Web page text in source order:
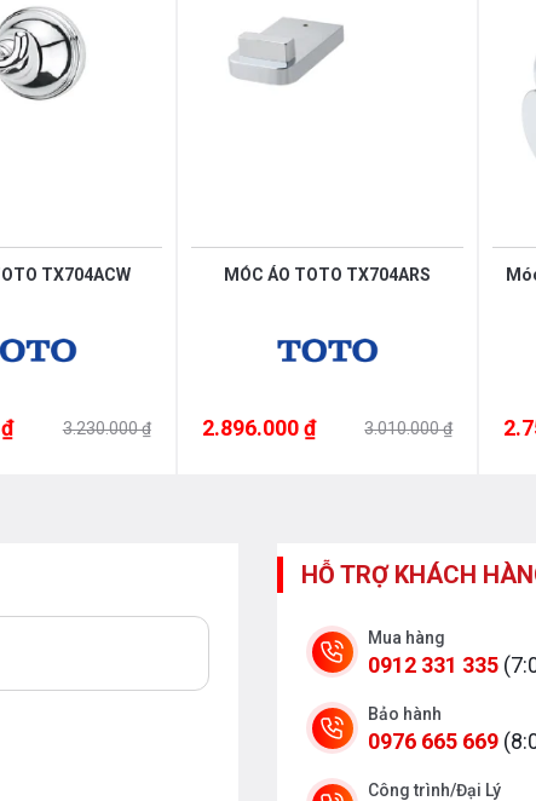
TX704ACW
3.230.000 ₫
MÓC ÁO TOTO TX704ARS
2.896.000 ₫ 3.010.000 ₫
HỖ TRỢ KHÁCH
Mua hàng
0912 331 335
Bảo hành
0976 665 669
Công trình/Đại Lý